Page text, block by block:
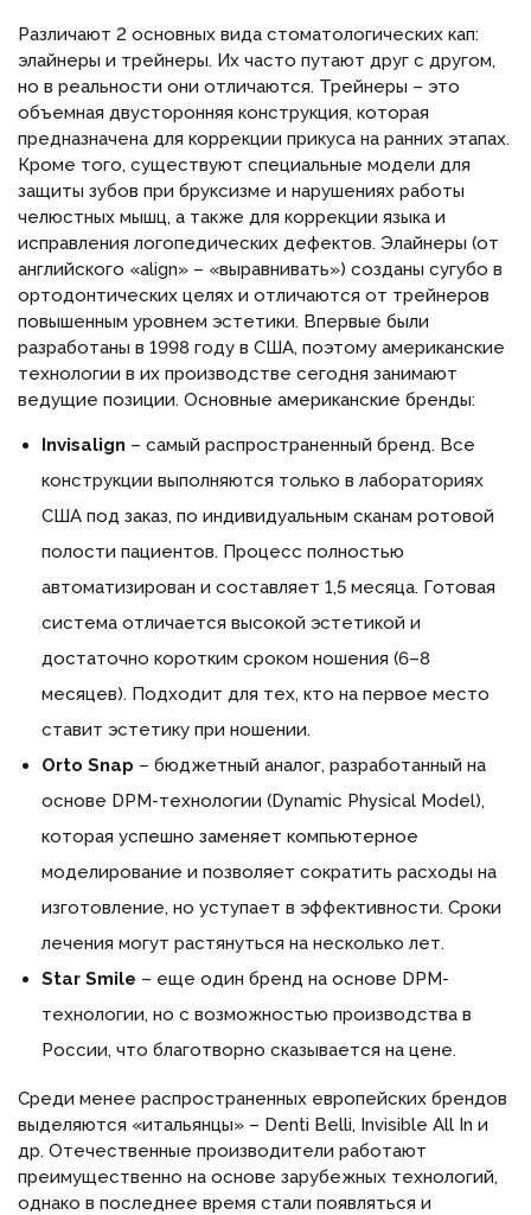
Различают 2 основных вида стоматологических кап:
элайнеры и трейнеры. Их часто путают друг с другом,
но в реальности они отличаются. Трейнеры – это
объемная двусторонняя конструкция, которая
предназначена для коррекции прикуса на ранних этапах.
Кроме того, существуют специальные модели для
защиты зубов при бруксизме и нарушениях работы
челюстных мышц, а также для коррекции языка и
исправления логопедических дефектов. Элайнеры (от
английского «align» – «выравнивать») созданы сугубо в
ортодонтических целях и отличаются от трейнеров
повышенным уровнем эстетики. Впервые были
разработаны в 1998 году в США, поэтому американские
технологии в их производстве сегодня занимают
ведущие позиции. Основные американские бренды:
Invisalign – самый распространенный бренд. Все
конструкции выполняются только в лабораториях
США под заказ, по индивидуальным сканам ротовой
полости пациентов. Процесс полностью
автоматизирован и составляет 1,5 месяца. Готовая
система отличается высокой эстетикой и
достаточно коротким сроком ношения (6–8
месяцев). Подходит для тех, кто на первое место
ставит эстетику при ношении.
Orto Snap – бюджетный аналог, разработанный на
основе DPM-технологии (Dynamic Physical Model),
которая успешно заменяет компьютерное
моделирование и позволяет сократить расходы на
изготовление, но уступает в эффективности. Сроки
лечения могут растянуться на несколько лет.
Star Smile – еще один бренд на основе DPM-
технологии, но с возможностью производства в
России, что благотворно сказывается на цене.
Среди менее распространенных европейских брендов
выделяются «итальянцы» – Denti Belli, Invisible All In и
др. Отечественные производители работают
преимущественно на основе зарубежных технологий,
однако в последнее время стали появляться и